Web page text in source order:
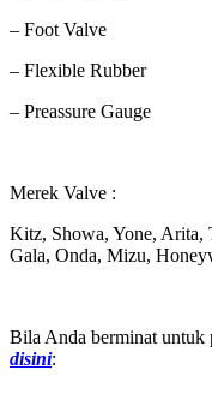
– Foot Valve
– Flexible Rubber
– Preassure Gauge
Merek Valve :
Kitz, Showa, Yone, Arita,
Gala, Onda, Mizu,
Bila Anda berminat
disini: